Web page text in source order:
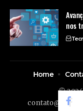
nos
©
Home